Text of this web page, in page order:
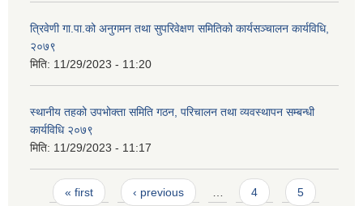
त्रिवेणी गा.पा.को अनुगमन तथा सुपरिवेक्षण समितिको कार्यसञ्चालन कार्यविधि,
२०७९
मिति: 11/29/2023 - 11:20
स्थानीय तहको उपभोक्ता समिति गठन, परिचालन तथा व्यवस्थापन सम्बन्धी
कार्यविधि २०७९
मिति: 11/29/2023 - 11:17
Pages
« first ‹ previous 4 5